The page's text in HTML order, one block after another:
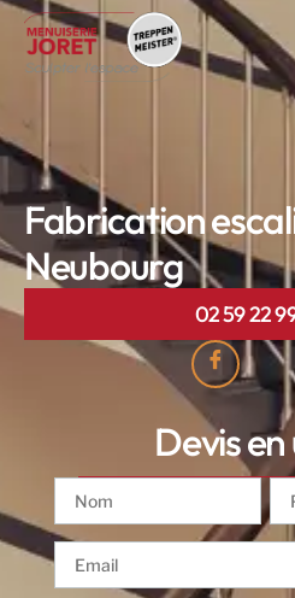
Fabrication
Neubourg
02 59 22
Devis en